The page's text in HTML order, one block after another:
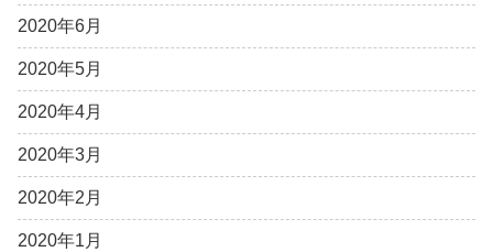
2020年6月
2020年5月
2020年4月
2020年3月
2020年2月
2020年1月